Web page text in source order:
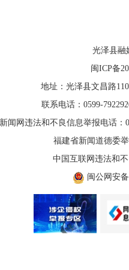
光泽县融
闽ICP备
地址：光泽县文昌路
联系电话：0599-
闻网违法和不良信息举报电话：
福建省新闻道德委
中国互联网违法和
闽公网安